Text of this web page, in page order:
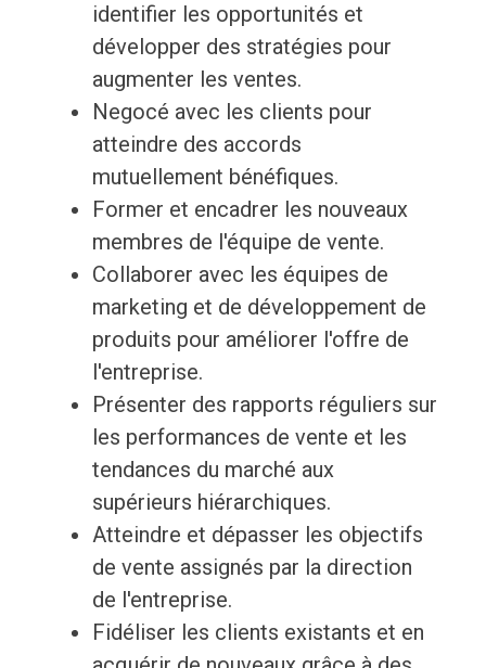
identifier les opportunités et
développer des stratégies pour
augmenter les ventes.
Negocé avec les clients pour
atteindre des accords
mutuellement bénéfiques.
Former et encadrer les nouveaux
membres de l'équipe de vente.
Collaborer avec les équipes de
marketing et de développement de
produits pour améliorer l'offre de
l'entreprise.
Présenter des rapports réguliers sur
les performances de vente et les
tendances du marché aux
supérieurs hiérarchiques.
Atteindre et dépasser les objectifs
de vente assignés par la direction
de l'entreprise.
Fidéliser les clients existants et en